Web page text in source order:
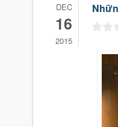
DEC
16
2015